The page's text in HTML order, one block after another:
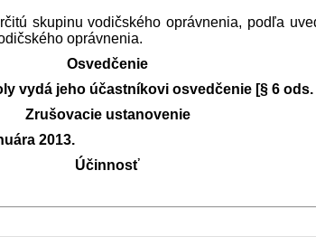
skupinu vodičského oprávnenia, podľa
oprávnenia.
Osvedčenie
vydá jeho účastníkovi osvedčenie [§ 6 ods.
Zrušovacie ustanovenie
2013.
Účinnosť